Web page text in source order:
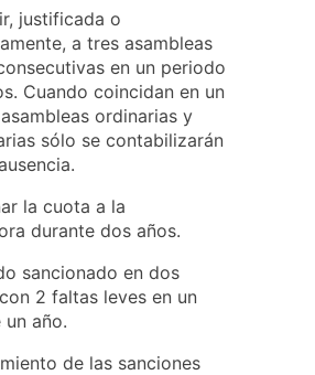
justificada o
a tres asambleas
en un periodo
Cuando coincidan en un
ordinarias y
sólo se contabilizarán
la cuota a la
durante dos años.
sancionado en dos
2 faltas leves en un
año.
de las sanciones